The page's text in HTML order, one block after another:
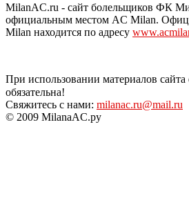
MilanAC.ru - сайт болельщиков ФК
официальным местом AC Milan.
Milan находится по адресу
При использовании материалов сайта
обязательна!
Свяжитесь с нами: milanac.ru@mail.ru
© 2009 MilanaAC.ру